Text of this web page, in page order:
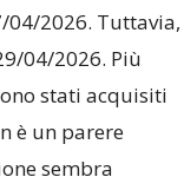
2026. Tuttavia,
04/2026. Più
stati acquisiti
è un parere
sembra